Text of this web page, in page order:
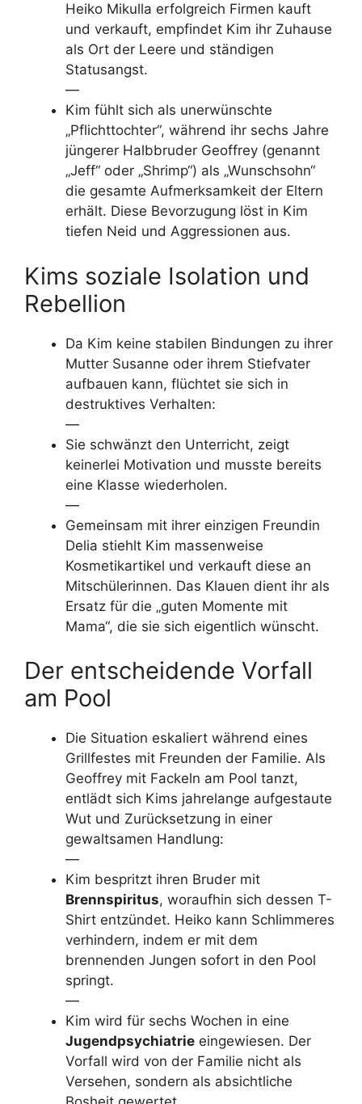
Heiko Mikulla erfolgreich Firmen kauft
und verkauft, empfindet Kim ihr Zuhause
als Ort der Leere und ständigen
Statusangst.
—
Kim fühlt sich als unerwünschte
„Pflichttochter“, während ihr sechs Jahre
jüngerer Halbbruder Geoffrey (genannt
„Jeff“ oder „Shrimp“) als „Wunschsohn“
die gesamte Aufmerksamkeit der Eltern
erhält. Diese Bevorzugung löst in Kim
tiefen Neid und Aggressionen aus.
Kims soziale Isolation und
Rebellion
Da Kim keine stabilen Bindungen zu ihrer
Mutter Susanne oder ihrem Stiefvater
aufbauen kann, flüchtet sie sich in
destruktives Verhalten:
—
Sie schwänzt den Unterricht, zeigt
keinerlei Motivation und musste bereits
eine Klasse wiederholen.
—
Gemeinsam mit ihrer einzigen Freundin
Delia stiehlt Kim massenweise
Kosmetikartikel und verkauft diese an
Mitschülerinnen. Das Klauen dient ihr als
Ersatz für die „guten Momente mit
Mama“, die sie sich eigentlich wünscht.
Der entscheidende Vorfall
am Pool
Die Situation eskaliert während eines
Grillfestes mit Freunden der Familie. Als
Geoffrey mit Fackeln am Pool tanzt,
entlädt sich Kims jahrelange aufgestaute
Wut und Zurücksetzung in einer
gewaltsamen Handlung:
—
Kim bespritzt ihren Bruder mit
Brennspiritus, woraufhin sich dessen T-
Shirt entzündet. Heiko kann Schlimmeres
verhindern, indem er mit dem
brennenden Jungen sofort in den Pool
springt.
—
Kim wird für sechs Wochen in eine
Jugendpsychiatrie eingewiesen. Der
Vorfall wird von der Familie nicht als
Versehen, sondern als absichtliche